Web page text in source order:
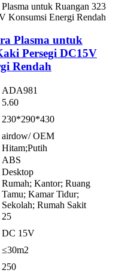
Plasma untuk
Persegi DC15V
Rendah
ADA981
5.60
230*290*430
airdow/ OEM
Hitam;Putih
ABS
Desktop
Rumah; Kantor; Ruang
Tamu; Kamar Tidur;
Sekolah; Rumah Sakit
25
DC 15V
≤30m2
250